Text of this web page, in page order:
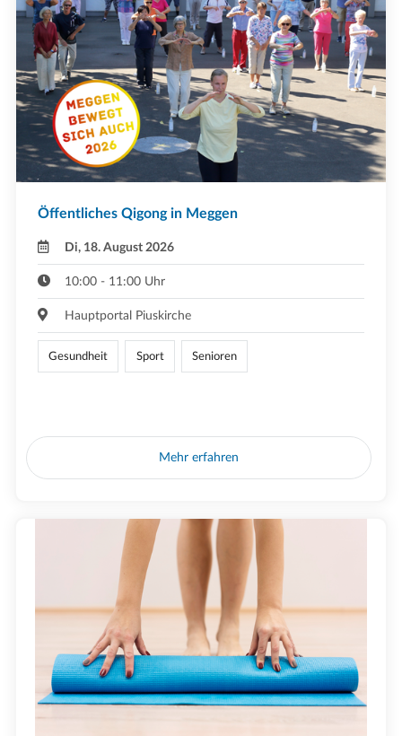
Öffentliches Qigong in Meggen
Di, 18. August 2026
10:00 - 11:00 Uhr
Hauptportal Piuskirche
Gesundheit Sport Senioren
Mehr erfahren